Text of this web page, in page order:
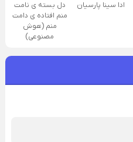
ادا سینا پارسیان
دل بسته ی نامت
منم افتاده ی دامت
منم (هوش
مصنوعی)